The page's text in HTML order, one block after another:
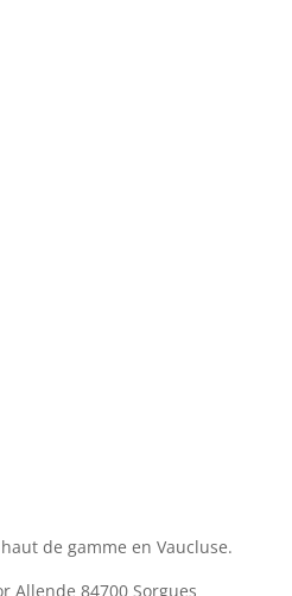
de gamme en Vaucluse.
Allende 84700 Sorgues